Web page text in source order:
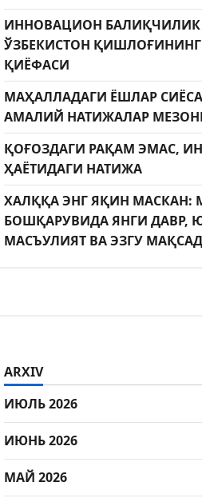
ИННОВАЦИОН
ЎЗБЕКИСТОН
ҚИЁФАСИ
МАҲАЛЛАДАГИ ЁШЛАР
АМАЛИЙ НАТИЖАЛАР
ҚОҒОЗДАГИ РАҚАМ ЭМАС,
ҲАЁТИДАГИ НАТИЖА
ХАЛҚҚА ЭНГ ЯҚИН МАСКАН:
БОШҚАРУВИДА ЯНГИ ДАВР,
МАСЪУЛИЯТ ВА ЭЗГУ
ARXIV
ИЮЛЬ 2026
ИЮНЬ 2026
МАЙ 2026